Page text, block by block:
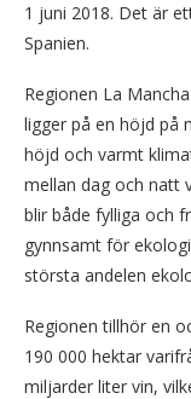
1 juni 2018. Det är
Spanien.
Regionen La
ligger på en höjd på
höjd och varmt
mellan dag och natt
blir både fylliga och
gynnsamt för
största andelen
Regionen tillhör en
190 000 hektar
miljarder liter vin,